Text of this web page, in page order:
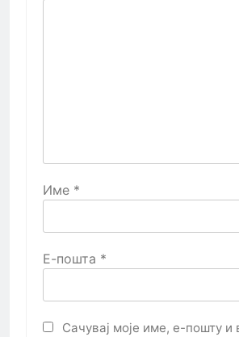
Име *
Е-пошта *
Сачувај моје име, е-пошту и